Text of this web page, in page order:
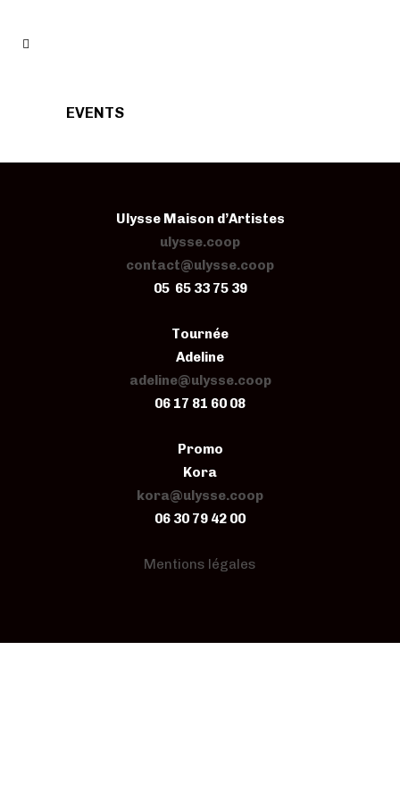
EVENTS
Ulysse Maison d’Artistes
ulysse.coop
contact@ulysse.coop
05 65 33 75 39
Tournée
Adeline
adeline@ulysse.coop
06 17 81 60 08
Promo
Kora
kora@ulysse.coop
06 30 79 42 00
Mentions légales